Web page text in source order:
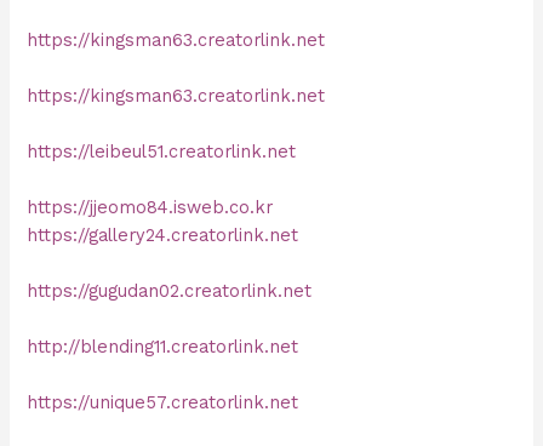
https://kingsman63.creatorlink.net
https://kingsman63.creatorlink.net
https://leibeul51.creatorlink.net
https://jjeomo84.isweb.co.kr
https://gallery24.creatorlink.net
https://gugudan02.creatorlink.net
http://blending11.creatorlink.net
https://unique57.creatorlink.net